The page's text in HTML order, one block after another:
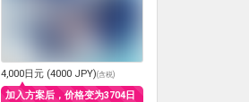
4,000日元 (4000 JPY)(含税)
加入方案后，价格变为3704日